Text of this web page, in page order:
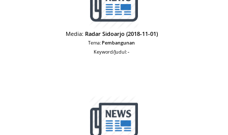
Media: Radar Sidoarjo (2018-11-01)
Tema:Pembangunan
Keyword/Judul:-